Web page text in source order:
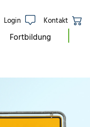
Login Kontakt
Fortbildung